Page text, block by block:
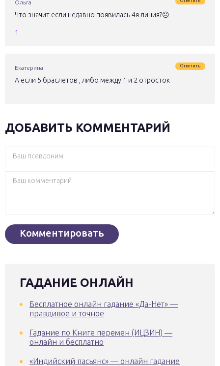
Ольга
Что значит если недавно появилась 4я линия?😐
1
Екатерина Ответить
А если 5 браслетов , либо между 1 и 2 отросток
ДОБАВИТЬ КОММЕНТАРИЙ
ГАДАНИЕ ОНЛАЙН
Бесплатное онлайн гадание «Да-Нет» —
правдивое и точное
Гадание по Книге перемен (ИЦЗИН) —
онлайн и бесплатно
«Индийский пасьянс» — онлайн гадание